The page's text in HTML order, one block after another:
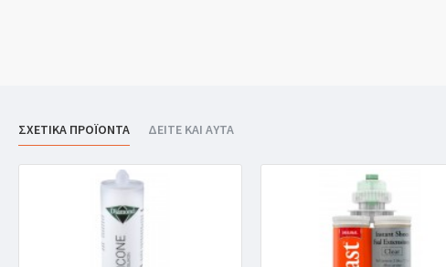
ΣΧΕΤΙΚΑ ΠΡΟΪΟΝΤΑ ΔΕΙΤΕ ΚΑΙ ΑΥΤΑ